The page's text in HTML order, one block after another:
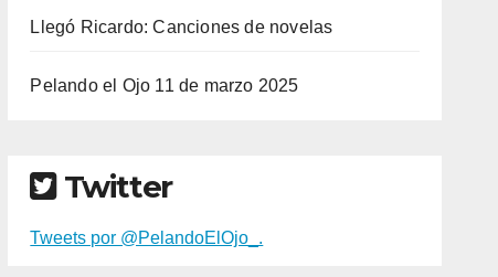
Llegó Ricardo: Canciones de novelas
Pelando el Ojo 11 de marzo 2025
Twitter
Tweets por @PelandoElOjo_.